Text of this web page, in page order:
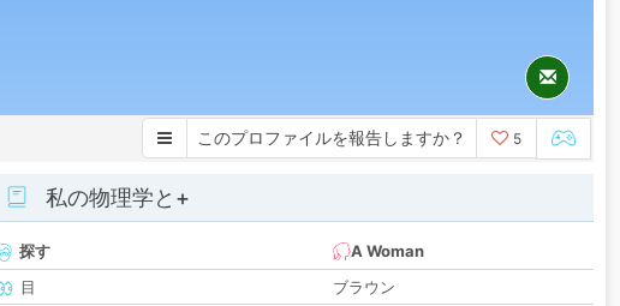
このプロファイルを報告しますか？ 5
私の物理学と+
探す
A Woman
目
ブラウン